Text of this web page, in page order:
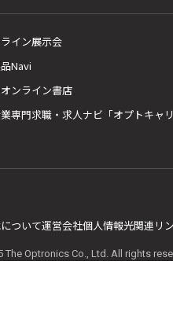
イン展示会
Navi
ンライン書店
専門求職・求人ナビ「オプトキャリ
ついて運営会社個人情報光関連リ
The Optronics Co., Ltd. All rights